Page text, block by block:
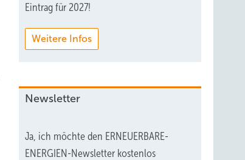
Eintrag für 2027!
Weitere Infos
Newsletter
Ja, ich möchte den ERNEUERBARE-
ENERGIEN-Newsletter kostenlos